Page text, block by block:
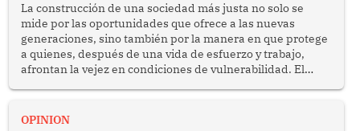
La construcción de una sociedad más justa no solo se
mide por las oportunidades que ofrece a las nuevas
generaciones, sino también por la manera en que protege
a quienes, después de una vida de esfuerzo y trabajo,
afrontan la vejez en condiciones de vulnerabilidad. El
bimestrales el subsidio que reciben los beneficiarios del
OPINION